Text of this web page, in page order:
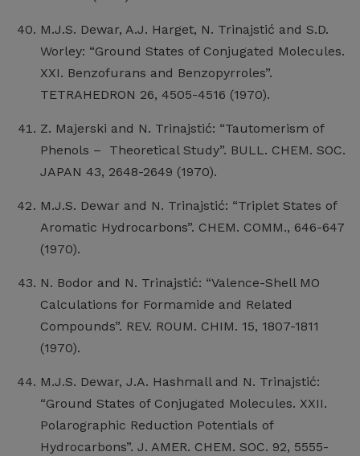
M.J.S. Dewar, A.J. Harget, N. Trinajstić and S.D.
Worley: “Ground States of Conjugated Molecules.
XXI. Benzofurans and Benzopyrroles”.
TETRAHEDRON 26, 4505-4516 (1970).
Z. Majerski and N. Trinajstić: “Tautomerism of
Phenols – Theoretical Study”. BULL. CHEM. SOC.
JAPAN 43, 2648-2649 (1970).
M.J.S. Dewar and N. Trinajstić: “Triplet States of
Aromatic Hydrocarbons”. CHEM. COMM., 646-647
(1970).
N. Bodor and N. Trinajstić: “Valence-Shell MO
Calculations for Formamide and Related
Compounds”. REV. ROUM. CHIM. 15, 1807-1811
(1970).
M.J.S. Dewar, J.A. Hashmall and N. Trinajstić:
“Ground States of Conjugated Molecules. XXII.
Polarographic Reduction Potentials of
Hydrocarbons”. J. AMER. CHEM. SOC. 92, 5555-